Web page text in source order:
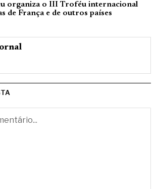
organiza o III Troféu internacional
de França e de outros países